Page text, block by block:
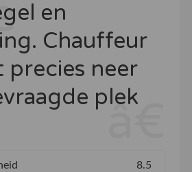
en
Chauffeur
precies neer
plek
8.5